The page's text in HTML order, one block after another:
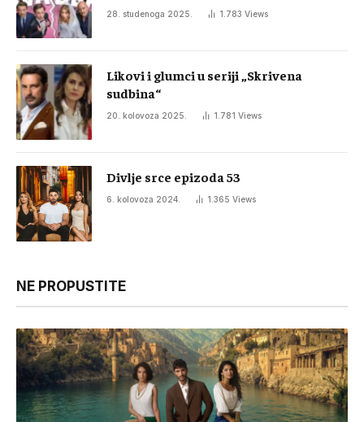
28. studenoga 2025. 1.783 Views
Likovi i glumci u seriji „Skrivena
sudbina“
20. kolovoza 2025. 1.781 Views
Divlje srce epizoda 53
6. kolovoza 2024. 1.365 Views
NE PROPUSTITE